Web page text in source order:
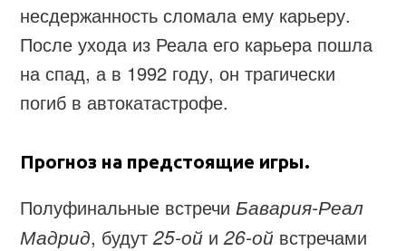
несдержанность сломала ему карьеру.
После ухода из Реала его карьера пошла
на спад, а в 1992 году, он трагически
погиб в автокатастрофе.
Прогноз на предстоящие игры.
Полуфинальные встречи Бавария-Реал
Мадрид, будут25-ой и26-ой встречами